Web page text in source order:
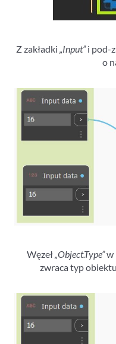
Z zakładki „Input”i pod-
o
Węzeł„Object.Type”w
zwraca typ